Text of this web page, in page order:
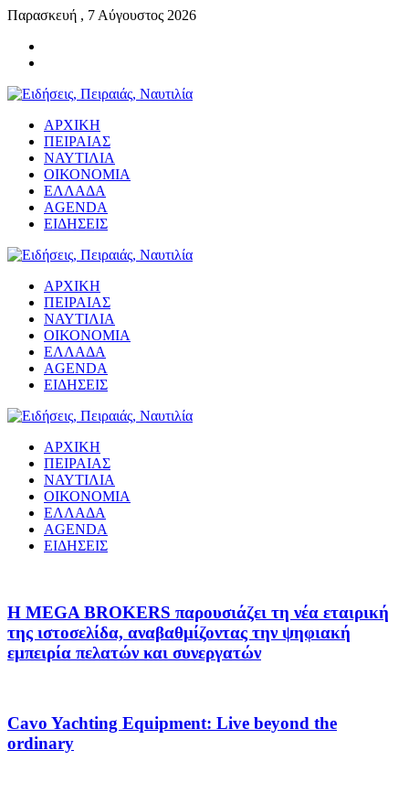
Παρασκευή , 7 Αύγουστος 2026
ΑΡΧΙΚΗ
ΠΕΙΡΑΙΑΣ
ΝΑΥΤΙΛΙΑ
ΟΙΚΟΝΟΜΙΑ
ΕΛΛΑΔΑ
AGENDA
ΕΙΔΗΣΕΙΣ
ΑΡΧΙΚΗ
ΠΕΙΡΑΙΑΣ
ΝΑΥΤΙΛΙΑ
ΟΙΚΟΝΟΜΙΑ
ΕΛΛΑΔΑ
AGENDA
ΕΙΔΗΣΕΙΣ
ΑΡΧΙΚΗ
ΠΕΙΡΑΙΑΣ
ΝΑΥΤΙΛΙΑ
ΟΙΚΟΝΟΜΙΑ
ΕΛΛΑΔΑ
AGENDA
ΕΙΔΗΣΕΙΣ
Η MEGA BROKERS παρουσιάζει τη νέα εταιρική
της ιστοσελίδα, αναβαθμίζοντας την ψηφιακή
εμπειρία πελατών και συνεργατών
Cavo Yachting Equipment: Live beyond the
ordinary